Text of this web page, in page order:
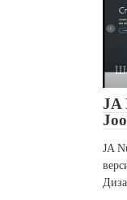
JA
JA